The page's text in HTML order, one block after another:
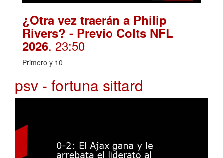
¿Otra vez traerán a Philip
Rivers? - Previo Colts NFL
2026. 23:50
Primero y 10
psv - fortuna sittard